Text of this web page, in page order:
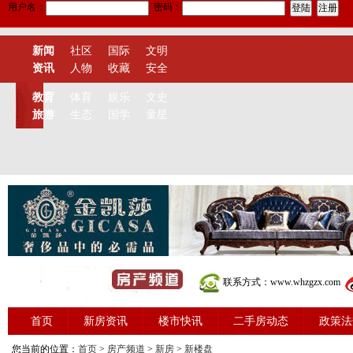
用户名： 密码：
新闻 社区 国际
文明
资讯
人物 收藏 安全
教育 娱乐
文史
旅游
生态 国学
联系方式：www.whzgzx.com
首页 新房资讯 楼市快讯 二手房动态 政策
您当前的位置： 首页 > 房产频道 > 新房 > 新楼盘